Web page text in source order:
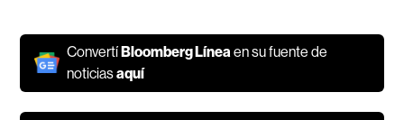
ConvertíBloomberg Líneaen su fuente de
noticiasaquí